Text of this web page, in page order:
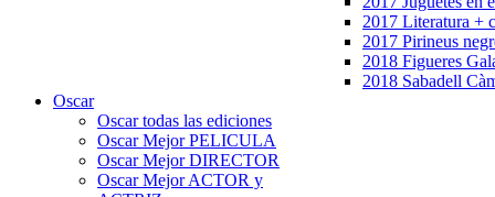
2017 Literatura +
2017 Pirineus
2018 Figueres
2018 Sabadell
Oscar
Oscar todas las ediciones
Oscar Mejor PELICULA
Oscar Mejor DIRECTOR
Oscar Mejor ACTOR y